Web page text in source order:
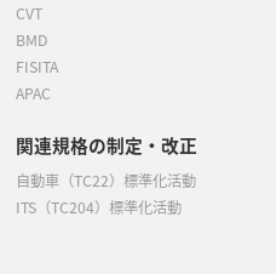
CVT
BMD
FISITA
APAC
関連規格の制定・改正
自動車（TC22）標準化活動
ITS（TC204）標準化活動